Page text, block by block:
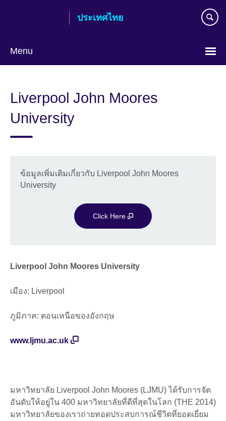
ประเทศไทย
Menu
Liverpool John Moores
University
ข้อมูลเพิ่มเติมเกี่ยวกับ Liverpool John Moores
University
Click Here
Liverpool John Moores University
เมือง: Liverpool
ภูมิภาค: ตอนเหนือของอังกฤษ
www.ljmu.ac.uk
มหาวิทยาลัย Liverpool John Moores (LJMU) ได้รับการจัด
อันดับให้อยู่ใน 400 มหาวิทยาลัยที่ดีที่สุดในโลก (THE 2014)
มหาวิทยาลัยของเราถ่ายทอดประสบการณ์ชีวิตที่ยอดเยี่ยม